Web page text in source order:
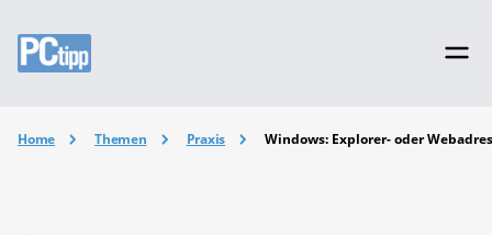
Home Themen Praxis Windows: Explorer- oder